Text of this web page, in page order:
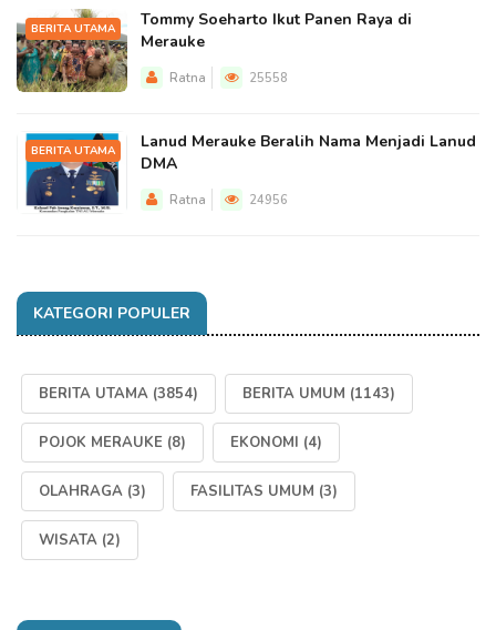
BERITA UTAMA
Tommy Soeharto Ikut Panen Raya di
Merauke
Ratna 25558
BERITA UTAMA
Lanud Merauke Beralih Nama Menjadi Lanud
DMA
Ratna 24956
KATEGORI POPULER
BERITA UTAMA (3854) BERITA UMUM (1143)
POJOK MERAUKE (8) EKONOMI (4)
OLAHRAGA (3) FASILITAS UMUM (3)
WISATA (2)